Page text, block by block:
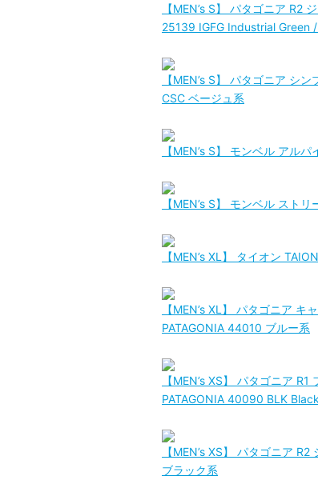
【MEN’s S】 パタゴニア R2
25139 IGFG Industrial Green
【MEN’s S】 パタゴニア シ
CSC ベージュ系
【MEN’s S】 モンベル アル
【MEN’s S】 モンベル スト
【MEN’s XL】 タイオン
【MEN’s XL】 パタゴニア
PATAGONIA 44010 ブルー系
【MEN’s XS】 パタゴニア
PATAGONIA 40090 BLK
【MEN’s XS】 パタゴニア
ブラック系